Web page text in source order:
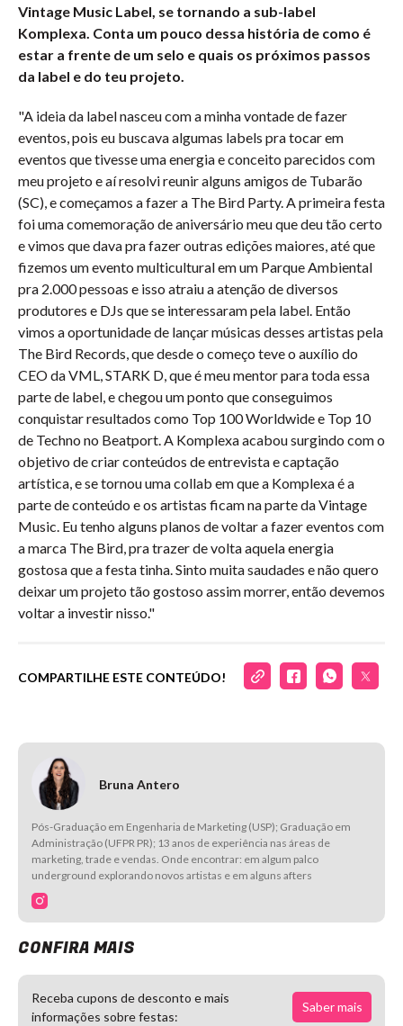
Vintage Music Label, se tornando a sub-label
Komplexa. Conta um pouco dessa história de como é
estar a frente de um selo e quais os próximos passos
da label e do teu projeto.
"A ideia da label nasceu com a minha vontade de fazer
eventos, pois eu buscava algumas labels pra tocar em
eventos que tivesse uma energia e conceito parecidos com
meu projeto e aí resolvi reunir alguns amigos de Tubarão
(SC), e começamos a fazer a The Bird Party. A primeira festa
foi uma comemoração de aniversário meu que deu tão certo
e vimos que dava pra fazer outras edições maiores, até que
fizemos um evento multicultural em um Parque Ambiental
pra 2.000 pessoas e isso atraiu a atenção de diversos
produtores e DJs que se interessaram pela label. Então
vimos a oportunidade de lançar músicas desses artistas pela
The Bird Records, que desde o começo teve o auxílio do
CEO da VML, STARK D, que é meu mentor para toda essa
parte de label, e chegou um ponto que conseguimos
conquistar resultados como Top 100 Worldwide e Top 10
de Techno no Beatport. A Komplexa acabou surgindo com o
objetivo de criar conteúdos de entrevista e captação
artística, e se tornou uma collab em que a Komplexa é a
parte de conteúdo e os artistas ficam na parte da Vintage
Music. Eu tenho alguns planos de voltar a fazer eventos com
a marca The Bird, pra trazer de volta aquela energia
gostosa que a festa tinha. Sinto muita saudades e não quero
deixar um projeto tão gostoso assim morrer, então devemos
voltar a investir nisso."
COMPARTILHE ESTE CONTEÚDO!
Bruna Antero
Pós-Graduação em Engenharia de Marketing (USP); Graduação em
Administração (UFPR PR); 13 anos de experiência nas áreas de
marketing, trade e vendas. Onde encontrar: em algum palco
underground explorando novos artistas e em alguns afters
CONFIRA MAIS
Receba cupons de desconto e mais
informações sobre festas:
Saber mais